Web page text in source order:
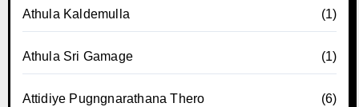
Athula Kaldemulla (1)
Athula Sri Gamage (1)
Attidiye Pugngnarathana Thero (6)